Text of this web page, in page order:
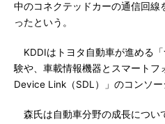
中のコネクテッドカーの通信回線
ったという。
KDDIはトヨタ自動車が進める
験や、車載情報機器とスマート
Device Link（SDL）」のコンソー
森氏は自動車分野の成長につい